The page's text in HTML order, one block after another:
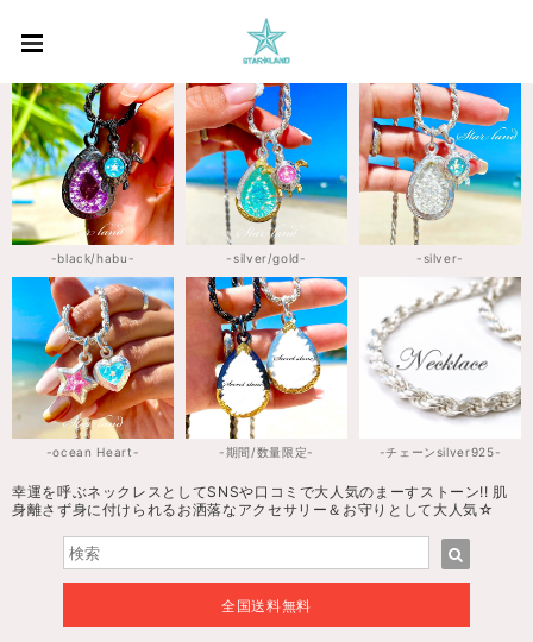
-black/habu- -silver/gold- -silver-
-ocean Heart- -期間/数量限定- -チェーンsilver925-
幸運を呼ぶネックレスとしてSNSや口コミで大人気のまーすストーン!! 肌
身離さず身に付けられるお洒落なアクセサリー＆お守りとして大人気☆
全国送料無料